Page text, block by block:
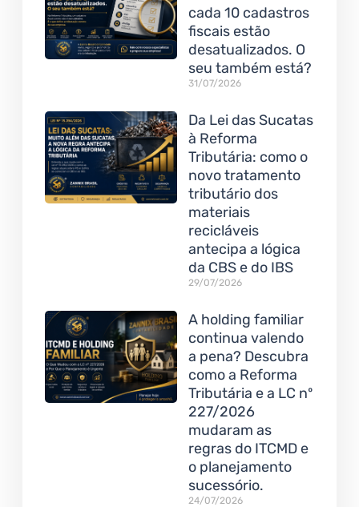
cada 10 cadastros
fiscais estão
desatualizados. O
seu também está?
31/07/2026
Da Lei das Sucatas
à Reforma
Tributária: como o
novo tratamento
tributário dos
materiais
recicláveis
antecipa a lógica
da CBS e do IBS
29/07/2026
A holding familiar
continua valendo
a pena? Descubra
como a Reforma
Tributária e a LC nº
227/2026
mudaram as
regras do ITCMD e
o planejamento
sucessório.
24/07/2026